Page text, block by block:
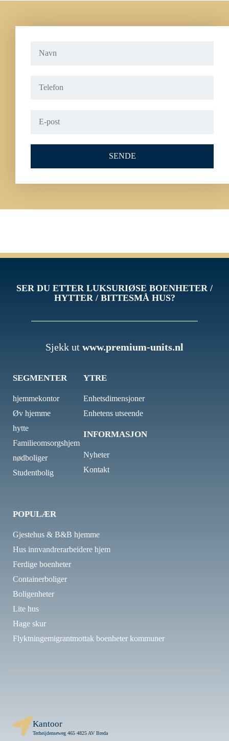
SENDE
SER DU ETTER LUKSURIØSE BOENHETER /
HYTTER / BITTESMÅ HUS?
Sjekk ut www.premium-units.nl
SEGMENTER
hjemmekontor
Øv hjemme
hytte
Familieomsorgshjem
nødboliger
Studentbolig
YTRE
Enhetsdimensjoner
Enhetens utseende
INFORMASJON
Nyheter
Kontakt
POPULÆR
Gjestehus & B&B hjemme
Hus innvandrerarbeidere hjem
Ferdige boenheter
Containerboliger
Boligenheter
Lite hus
Hage skur
Flyktningemigrantmottak boenheter kommuner
Kantoor
Terheijdenseweg 465 4825 AV Breda